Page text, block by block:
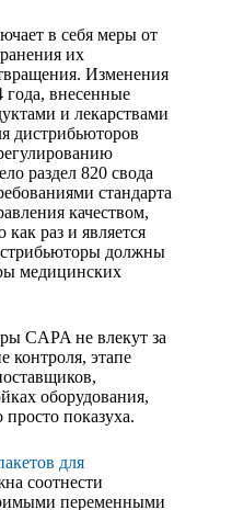
в себя меры от
их
Изменения
года, внесенные
и лекарствами
дистрибьюторов
раздел 820 свода
стандарта
качеством,
раз и является
должны
медицинских
CAPA не влекут за
контроля, этапе
оборудования,
показуха.
для
соотнести
переменными